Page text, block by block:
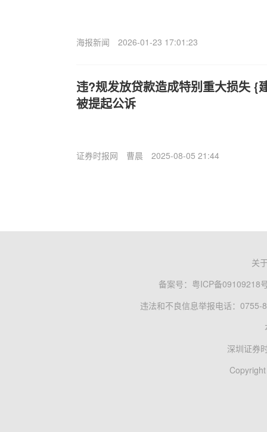
海报新闻 2026-01-23 17:01:23
违?规发放贷款造成特别重大损失 {
被提起公诉
证券时报网 曹晨 2025-08-05 21:44
关
备案号： 粤ICP备09109218
违法和不良信息举报电话：0755-
深圳证券